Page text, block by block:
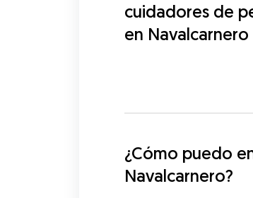
cuidadores de
en Navalcarnero
¿Cómo puedo
Navalcarnero?